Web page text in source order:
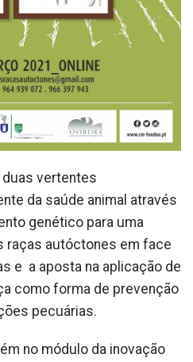
vertentes
da saúde animal através
genético para uma
raças autóctones em face
e a aposta na aplicação de
como forma de prevenção
pecuárias.
no módulo da inovação